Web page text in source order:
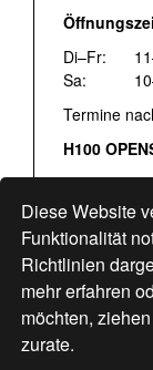
Diese Website
Funktionalität
Richtlinien
mehr erfahren
möchten,
zurate.
Di–Fr:
Sa:
Termine
H100
Fr:
Sa:
Hohlstrasse